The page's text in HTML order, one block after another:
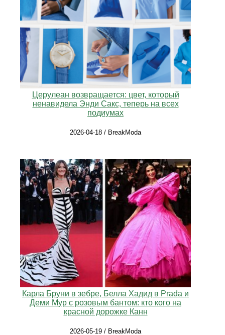
Церулеан возвращается: цвет, который
ненавидела Энди Сакс, теперь на всех
подиумах
2026-04-18 / BreakModa
Карла Бруни в зебре, Белла Хадид в Prada и
Деми Мур с розовым бантом: кто кого на
красной дорожке Канн
2026-05-19 / BreakModa